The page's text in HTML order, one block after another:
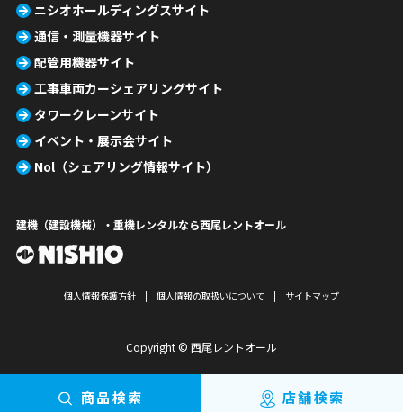
商品検索 店舗検索
ニシオホールディングスサイト
通信・測量機器サイト
配管用機器サイト
工事車両カーシェアリングサイト
タワークレーンサイト
イベント・展示会サイト
Nol（シェアリング情報サイト）
建機（建設機械）・重機レンタルなら西尾レントオール
個人情報保護方針 個人情報の取扱いについて サイトマップ
Copyright © 西尾レントオール